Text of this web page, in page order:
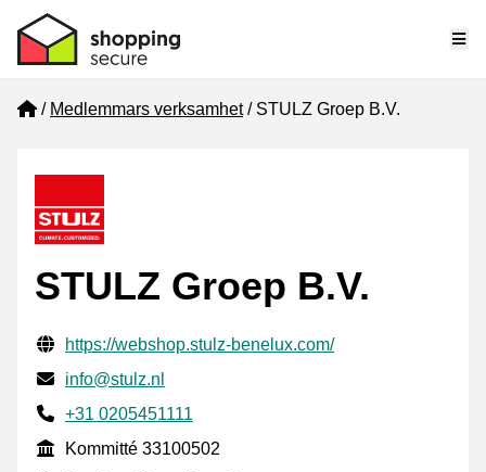
Home
Medlemmars verksamhet STULZ Groep B.V.
STULZ Groep B.V.
Verifierade kontaktuppgifter
Website URL
https://webshop.stulz-benelux.com/
E-post
info@stulz.nl
Phone number
+31 0205451111
Kommitté
Kommitté 33100502